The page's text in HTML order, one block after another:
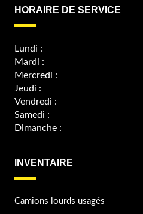
HORAIRE DE SERVICE
Lundi :
Mardi :
Mercredi :
Jeudi :
Vendredi :
Samedi :
Dimanche :
INVENTAIRE
Camions lourds usagés